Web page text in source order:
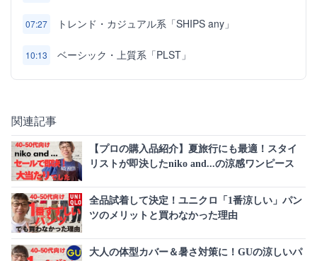
07:27 トレンド・カジュアル系「SHIPS any」
10:13 ベーシック・上質系「PLST」
関連記事
【プロの購入品紹介】夏旅行にも最適！スタイ
リストが即決したniko and...の涼感ワンピース
全品試着して決定！ユニクロ「1番涼しい」パン
ツのメリットと買わなかった理由
大人の体型カバー＆暑さ対策に！GUの涼しいパ